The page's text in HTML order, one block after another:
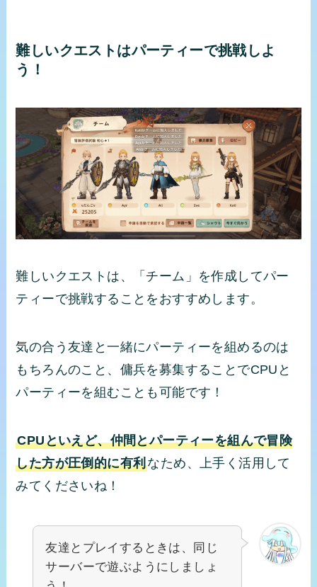
難しいクエストはパーティーで挑戦しよ
う！
難しいクエストは、「チーム」を作成してパー
ティーで挑戦することをおすすめします。
気の合う友達と一緒にパーティーを組めるのは
もちろんのこと、傭兵を募集することでCPUと
パーティーを組むことも可能です！
CPUといえど、仲間とパーティーを組んで冒険
した方が圧倒的に有利なため、上手く活用して
みてくださいね！
友達とプレイするときは、同じ
サーバーで遊ぶようにしましょ